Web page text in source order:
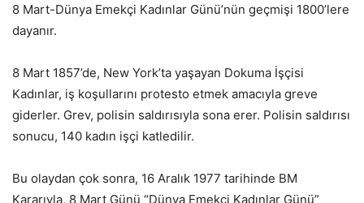
8 Mart-Dünya Emekçi Kadınlar Günü’nün geçmişi 1800’lere
dayanır.
8 Mart 1857’de, New York’ta yaşayan Dokuma İşçisi
Kadınlar, iş koşullarını protesto etmek amacıyla greve
giderler. Grev, polisin saldırısıyla sona erer. Polisin saldırısı
sonucu, 140 kadın işçi katledilir.
Bu olaydan çok sonra, 16 Aralık 1977 tarihinde BM
Kararıyla, 8 Mart Günü “Dünya Emekçi Kadınlar Günü”